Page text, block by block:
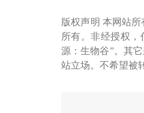
版权声明 本网站
所有。非经授权
源：生物谷”。其
站立场。不希望被